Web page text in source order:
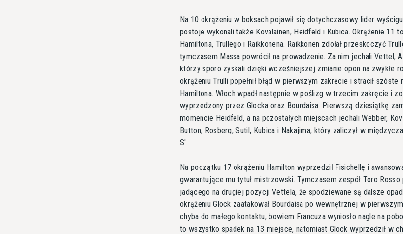
Na 10 okrążeniu w boksach pojawił się dotychczasowy lider
postoje wykonali także Kovalainen, Heidfeld i Kubica. Okrążenie 11
Hamiltona, Trullego i Raikkonena. Raikkonen zdołał przeskoczyć
tymczasem Massa powrócił na prowadzenie. Za nim jechali Vettel,
którzy sporo zyskali dzięki wcześniejszej zmianie opon na zwykłe
okrążeniu Trulli popełnił błąd w pierwszym zakręcie i stracił
Hamiltona. Włoch wpadł następnie w poślizg w trzecim zakręcie i
wyprzedzony przez Glocka oraz Bourdaisa. Pierwszą dziesiątkę
momencie Heidfeld, a na pozostałych miejscach jechali Webber,
Button, Rosberg, Sutil, Kubica i Nakajima, który zaliczył w
S'.
Na początku 17 okrążeniu Hamilton wyprzedził Fisichellę i
gwarantujące mu tytuł mistrzowski. Tymczasem zespół Toro Rosso
jadącego na drugiej pozycji Vettela, że spodziewane są dalsze
okrążeniu Glock zaatakował Bourdaisa po wewnętrznej w
chyba do małego kontaktu, bowiem Francuza wyniosło nagle na
to wszystko spadek na 13 miejsce, natomiast Glock wyprzedził w